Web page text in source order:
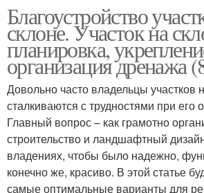
Благоустройство
склоне. Участок на
планировка,
организация дренажа
Довольно часто владельцы участков
сталкиваются с трудностями при его
Главный вопрос – как грамотно
строительство и ландшафтный
владениях, чтобы было надежно,
конечно же, красиво. В этой статье
самые оптимальные варианты для